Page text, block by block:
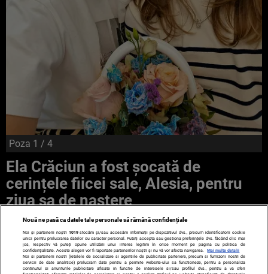
Poza 1 / 4
Ela Crăciun a fost șocată de
cerințele fiicei sale, Alesia, pentru
ziua sa de naștere
Nouă ne pasă ca datele tale personale să rămână confidențiale
Noi și partenerii noștri 1019stocăm și/sau accesăm informații pe dispozitivul dvs., precum identificatorii cookie
unici pentru prelucrarea datelor cu caracter personal. Puteți accepta sau gestiona preferințele dvs. făcând clic mai
jos, respectiv vă puteți opune utilizării unui interes legitim în orice moment pe pagina cu politica de
confidențialitate. Aceste alegeri vor fi raportate partenerilor noștri și nu vă vor afecta navigarea.
Mai multe detalii
Noi si partenerii nostri (retelele de socializare si agentiile de publicitate partenere, precum si furnizorii nostri de
servicii de date analitice) prelucram date pentru a permite website-ului sa functioneze, pentru a personaliza
continutul si anunturile publicitare afisate in functie de interesele si/sau profilul dvs., pentru a va oferi